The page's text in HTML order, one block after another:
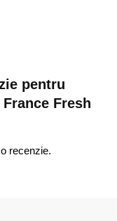
pentru
Fresh
recenzie.